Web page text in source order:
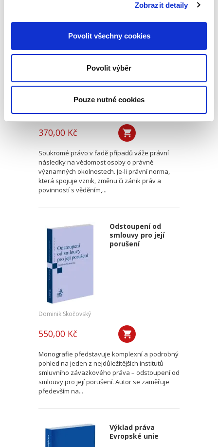
Zobrazit detaily
Povolit všechny cookies
Povolit výběr
Pouze nutné cookies
Přičitatelnost
vědění o právně
významných
okolnostech
osobám
Luboš Brim
370,00 Kč
Soukromé právo v řadě případů váže právní
následky na vědomost osoby o právně
významných okolnostech. Je-li právní norma,
která spojuje vznik, změnu či zánik práv a
povinností s věděním,...
Odstoupení od
smlouvy pro její
porušení
Dominik Skočovský
550,00 Kč
Monografie představuje komplexní a podrobný
pohled na jeden z nejdůležitějších institutů
smluvního závazkového práva – odstoupení od
smlouvy pro její porušení. Autor se zaměřuje
především na...
Výklad práva
Evropské unie